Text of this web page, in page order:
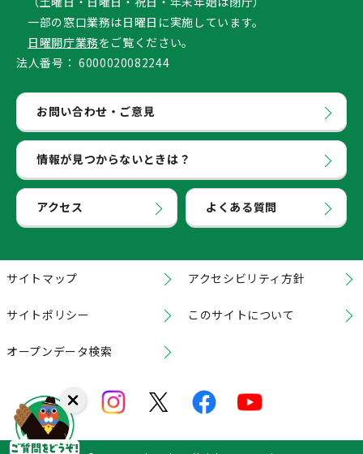
一部の窓口業務は日曜日に実施しています。
日曜開庁業務をご覧ください。
法人番号： 6000020082244
お問い合わせ・ご意見
情報が見つからないときは？
アクセス よくある質問
サイトマップ アクセシビリティ方針
サイトポリシー このサイトについて
オープンデータ検索